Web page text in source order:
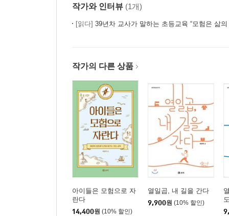
작가와 인터뷰 (1개)
[읽다] 39년차 교사가 말하는 초등교육 “모험은 삶의
작가의 다른 상품
아이들은 모험으로 자
란다
14,400원 (10% 할인)
열일곱, 내 길을 간다
9,900원 (10% 할인)